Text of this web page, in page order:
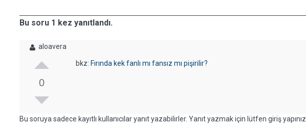
Bu soru 1 kez yanıtlandı.
aloavera
0
bkz: Fırında kek fanlı mı fansız mı pişirilir?
Bu soruya sadece kayıtlı kullanıcılar yanıt yazabilirler. Yanıt yazmak için lütfen giriş yapınız.